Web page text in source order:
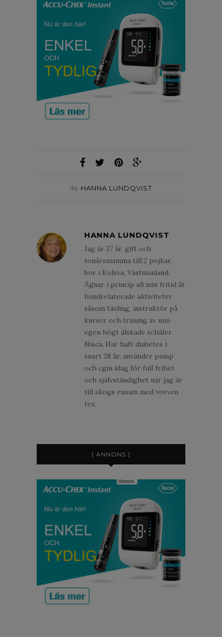
Av HANNA LUNDQVIST
HANNA LUNDQVIST
Jag är 37 år, gift och
tonårsmamma till 2 pojkar,
bor i Kolsva, Västmanland.
Ägnar i princip all min fritid åt
hundrelaterade aktiviteter
såsom tävling, instruktör på
kurser och träning av min
egen högt älskade schäfer
Nisca. Har haft diabetes i
snart 28 år, använder pump
och cgm idag för full frihet
och självständighet när jag är
till skogs ensam med vovven
tex.
[ ANNONS ]